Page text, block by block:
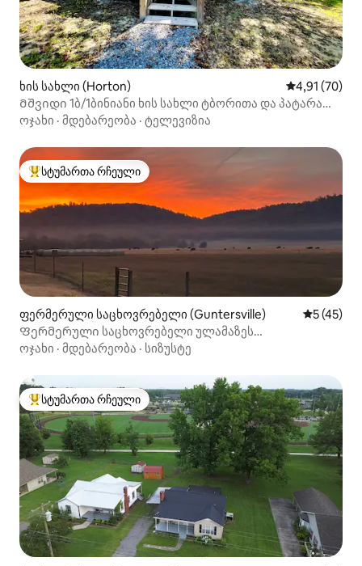
ხის სახლი (Horton) საშუალო
4,91 (70)
Მშვიდი 1ბ/1ბინიანი ხის სახლი ტბორითა და პატარა
უბნით ლაშქრობისთვის
ოჯახი · მდებარეობა · ტელევიზია
სტუმართა რჩეული მოწინავე ვარიანტი
სტუმართა რჩეული
ფერმერული საცხოვრებელი (Guntersville) საშუალო
5 (45)
Ფერმერული საცხოვრებელი ულამაზეს
გუნტერსვილის ტბასთან
ოჯახი · მდებარეობა · სიზუსტე
სტუმართა რჩეული მოწინავე ვარიანტი
სტუმართა რჩეული